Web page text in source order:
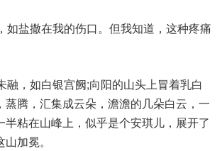
如盐撒在我的伤口。但我知道，这种疼痛
融，如白银宫阙;向阳的山头上冒着乳白
蒸腾，汇集成云朵，澹澹的几朵白云，一
半粘在山峰上，似乎是个安琪儿，展开了
加冕。